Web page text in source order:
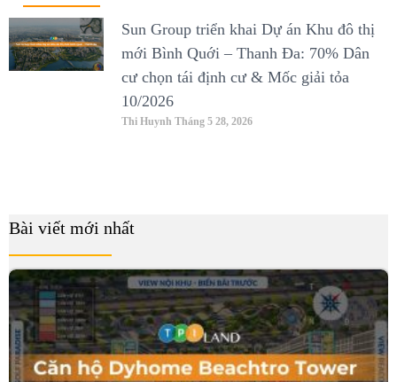
Sun Group triển khai Dự án Khu đô thị
mới Bình Quới – Thanh Đa: 70% Dân
cư chọn tái định cư & Mốc giải tỏa
10/2026
Thi Huynh Tháng 5 28, 2026
Bài viết mới nhất